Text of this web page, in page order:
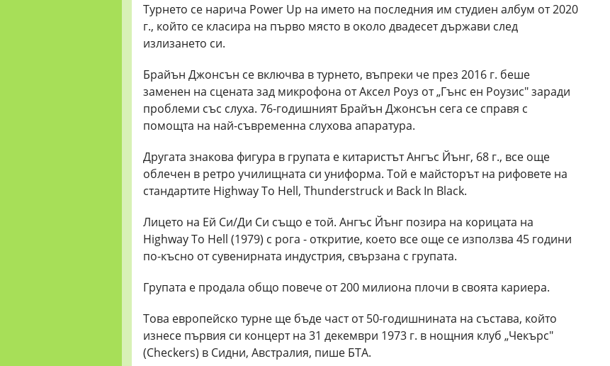
Турнето се нарича Power Up на името на последния им студиен албум от 2020
г., който се класира на първо място в около двадесет държави след
излизането си.
Брайън Джонсън се включва в турнето, въпреки че през 2016 г. беше
заменен на сцената зад микрофона от Аксел Роуз от „Гънс ен Роузис" заради
проблеми със слуха. 76-годишният Брайън Джонсън сега се справя с
помощта на най-съвременна слухова апаратура.
Другата знакова фигура в групата е китаристът Ангъс Йънг, 68 г., все още
облечен в ретро училищната си униформа. Той е майсторът на рифовете на
стандартите Highway To Hell, Thunderstruck и Back In Black.
Лицето на Ей Си/Ди Си също е той. Ангъс Йънг позира на корицата на
Highway To Hell (1979) с рога - откритие, което все още се използва 45 години
по-късно от сувенирната индустрия, свързана с групата.
Групата е продала общо повече от 200 милиона плочи в своята кариера.
Това европейско турне ще бъде част от 50-годишнината на състава, който
изнесе първия си концерт на 31 декември 1973 г. в нощния клуб „Чекърс"
(Checkers) в Сидни, Австралия, пише БТА.